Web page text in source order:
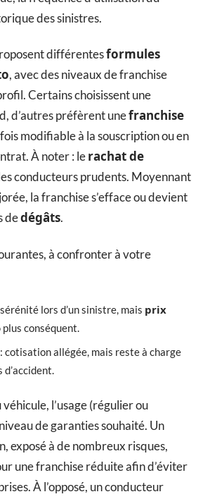
des sinistres.
différentesformules
, avec des niveaux de franchise
Certains choisissent une
d’autres préfèrent unefranchise
modifiable à la souscription ou en
À noter : lerachat de
conducteurs prudents. Moyennant
la franchise s’efface ou devient
dedégâts.
à confronter à votre
lors d’un sinistre, mais prix
plus conséquent.
cotisation allégée, mais reste à charge
l’usage (régulier ou
de garanties souhaité. Un
exposé à de nombreux risques,
une franchise réduite afin d’éviter
À l’opposé, un conducteur